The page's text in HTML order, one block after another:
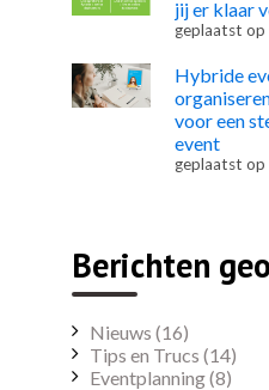
jij er klaar
geplaatst op
Hybride
voor een
event
geplaatst op
Berichten
Nieuws (16)
Tips en Trucs (14)
Eventplanning(8)